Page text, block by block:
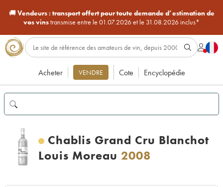
🚚Vendeurs : transport offert pour toute demande d’estimation de
vos vinstransmise entre le 01.07.2026 et le 31.08.2026 inclus*
Acheter VENDRE Cote Encyclopédie
Chablis Grand Cru Blanchot
Louis Moreau 2008